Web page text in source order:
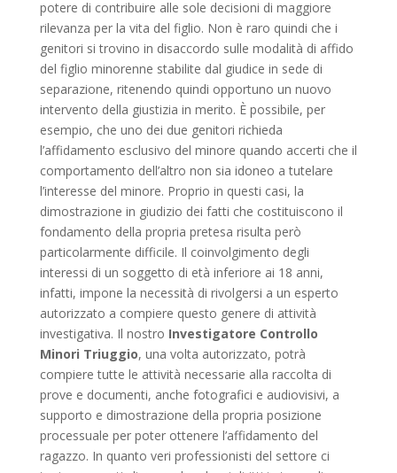
potere di contribuire alle sole decisioni di maggiore
rilevanza per la vita del figlio. Non è raro quindi che i
genitori si trovino in disaccordo sulle modalità di affido
del figlio minorenne stabilite dal giudice in sede di
separazione, ritenendo quindi opportuno un nuovo
intervento della giustizia in merito. È possibile, per
esempio, che uno dei due genitori richieda
l’affidamento esclusivo del minore quando accerti che il
comportamento dell’altro non sia idoneo a tutelare
l’interesse del minore. Proprio in questi casi, la
dimostrazione in giudizio dei fatti che costituiscono il
fondamento della propria pretesa risulta però
particolarmente difficile. Il coinvolgimento degli
interessi di un soggetto di età inferiore ai 18 anni,
infatti, impone la necessità di rivolgersi a un esperto
autorizzato a compiere questo genere di attività
investigativa. Il nostro Investigatore Controllo
Minori Triuggio, una volta autorizzato, potrà
compiere tutte le attività necessarie alla raccolta di
prove e documenti, anche fotografici e audiovisivi, a
supporto e dimostrazione della propria posizione
processuale per poter ottenere l’affidamento del
ragazzo. In quanto veri professionisti del settore ci